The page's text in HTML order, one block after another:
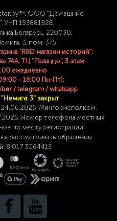
by™, ООО "Домашние
УНП 193881928.
Беларусь, 220030,
3, пом. 375
"R&D магазин историй":
74A, ТЦ "Палаццо", 3 этаж
ежедневно
- 18:00 Пн-Пт):
/ telegram / whatsapp
3" закрыт
.06.2025, Мингорисполком.
Номер телефона местных
по месту регистрации
рассматривать обращения
8 017 3064415